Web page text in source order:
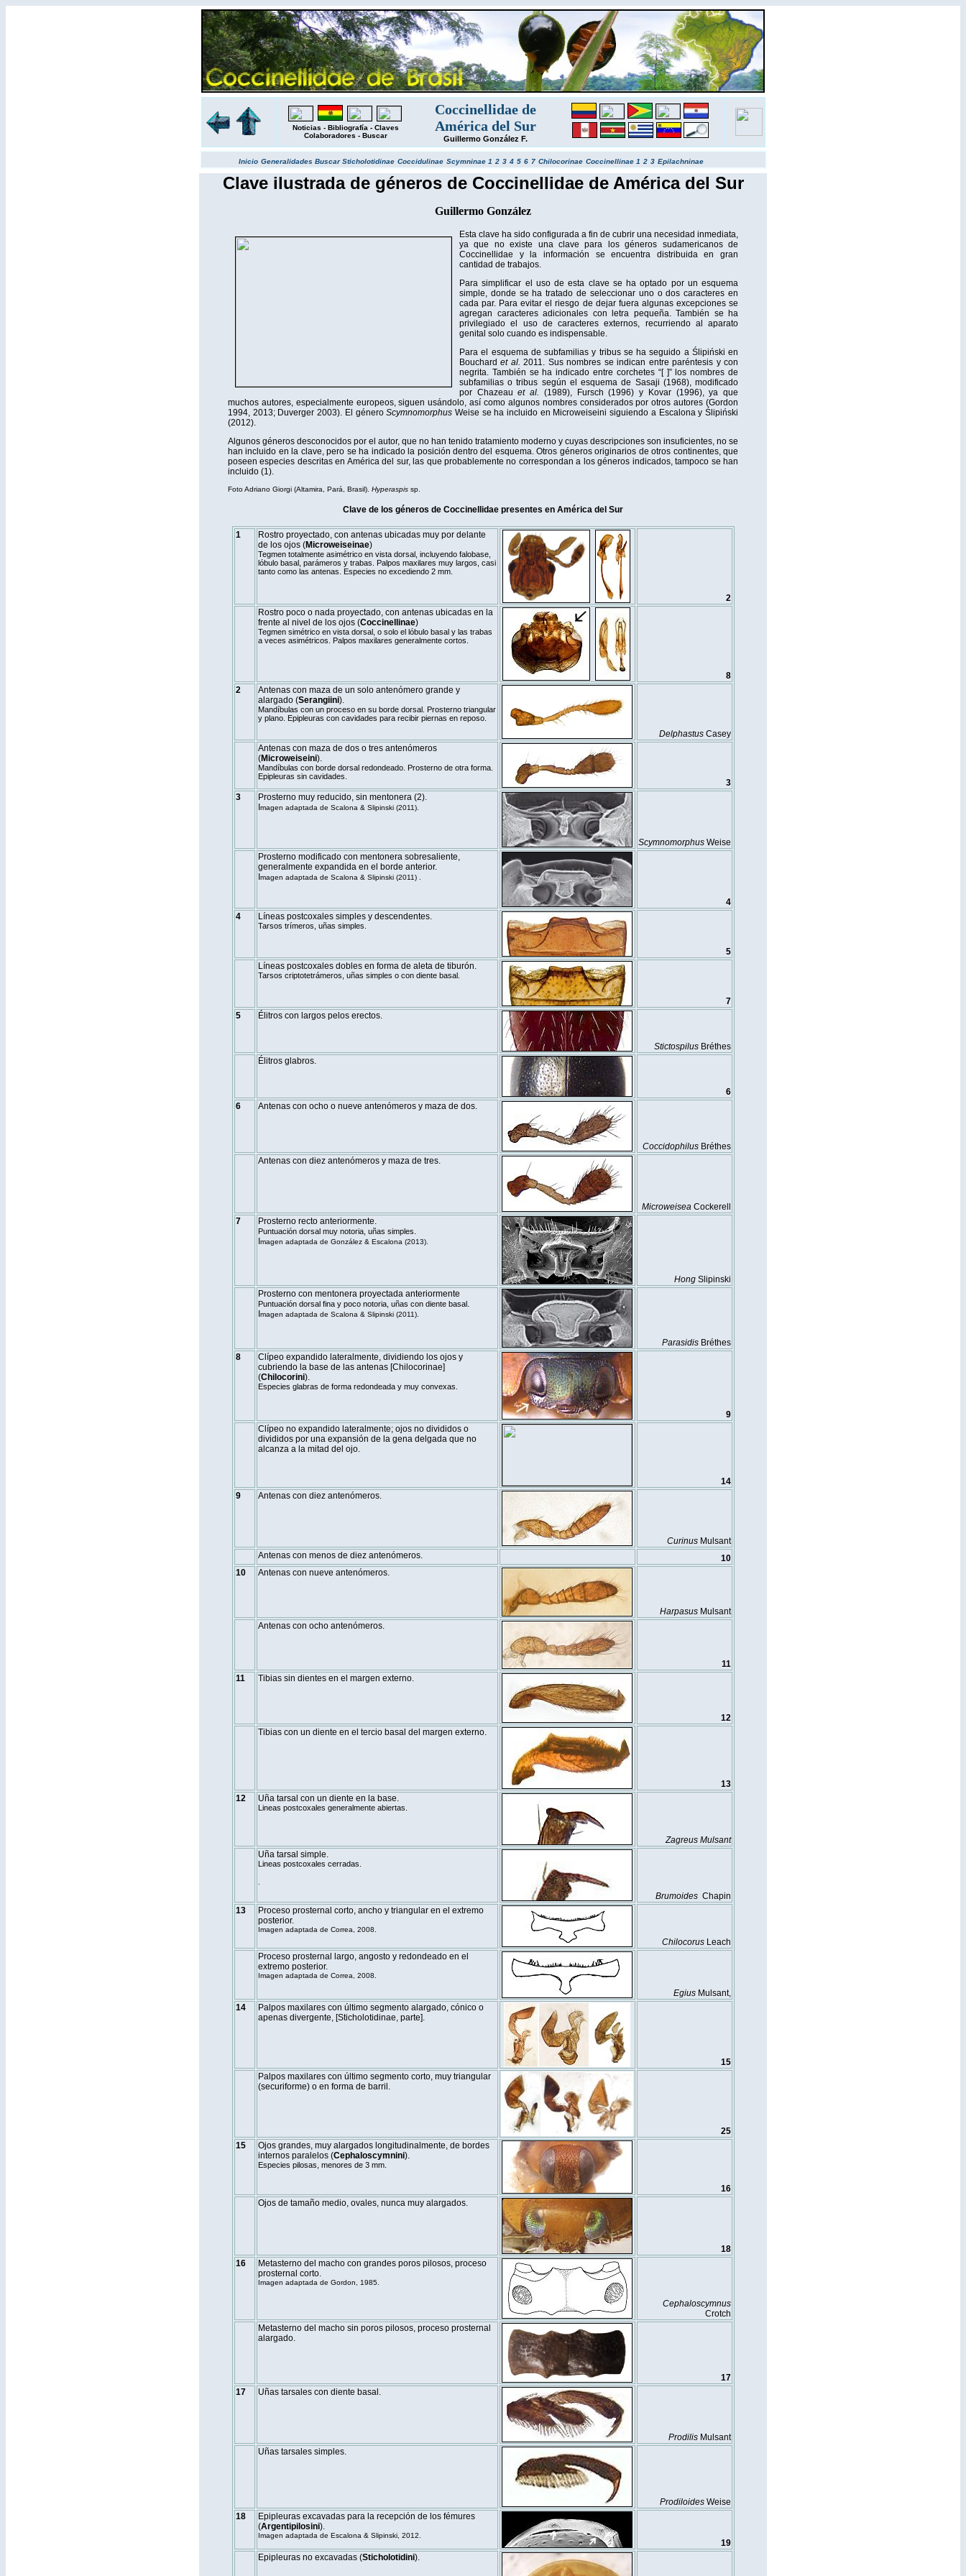
Noticias - Bibliografía - Claves
Colaboradores - Buscar
Coccinellidae de
América del Sur
Guillermo González F.
Inicio Generalidades BuscarSticholotidinae Coccidulinae Scymninae 1 2 3 4 5 6 7 Chilocorinae Coccinellinae 1 2 3 Epilachninae
Clave ilustrada de géneros de Coccinellidae de América del Sur
Guillermo González
Esta clave ha sido configurada a fin de cubrir una necesidad inmediata,
ya que no existe una clave para los géneros sudamericanos de
Coccinellidae y la información se encuentra distribuida en gran
cantidad de trabajos.
Para simplificar el uso de esta clave se ha optado por un esquema
simple, donde se ha tratado de seleccionar uno o dos caracteres en
cada par. Para evitar el riesgo de dejar fuera algunas excepciones se
agregan caracteres adicionales con letra pequeña. También se ha
privilegiado el uso de caracteres externos, recurriendo al aparato
genital solo cuando es indispensable.
Para el esquema de subfamilias y tribus se ha seguido a Ślipiński en
Bouchardet al. 2011. Sus nombres se indican entre paréntesis y con
negrita. También se ha indicado entre corchetes “[ ]” los nombres de
subfamilias o tribus según el esquema de Sasaji (1968), modificado
por Chazeauet al. (1989), Fursch (1996) y Kovar (1996), ya que
muchos autores, especialmente europeos, siguen usándolo, así como algunos nombres considerados por otros autores (Gordon
1994, 2013; Duverger 2003). El géneroScymnomorphus Weise se ha incluido en Microweiseini siguiendo a Escalona y Ślipiński
(2012).
Algunos géneros desconocidos por el autor, que no han tenido tratamiento moderno y cuyas descripciones son insuficientes, no se
han incluido en la clave, pero se ha indicado la posición dentro del esquema. Otros géneros originarios de otros continentes, que
poseen especies descritas en América del sur, las que probablemente no correspondan a los géneros indicados, tampoco se han
incluido (1).
Foto Adriano Giorgi (Altamira, Pará, Brasil). Hyperaspis sp.
Clave de los géneros de Coccinellidae presentes en América del Sur
1
Rostro proyectado, con antenas ubicadas muy por delante
de los ojos (Microweiseinae)
Tegmen totalmente asimétrico en vista dorsal, incluyendo falobase,
lóbulo basal, parámeros y trabas. Palpos maxilares muy largos, casi
tanto como las antenas. Especies no excediendo 2 mm.
2
Rostro poco o nada proyectado, con antenas ubicadas en la
frente al nivel de los ojos (Coccinellinae)
Tegmen simétrico en vista dorsal, o solo el lóbulo basal y las trabas
a veces asimétricos. Palpos maxilares generalmente cortos.
8
2
Antenas con maza de un solo antenómero grande y
alargado (Serangiini).
Mandíbulas con un proceso en su borde dorsal. Prosterno triangular
y plano. Epipleuras con cavidades para recibir piernas en reposo.
Delphastus Casey
Antenas con maza de dos o tres antenómeros
(Microweiseini).
Mandíbulas con borde dorsal redondeado. Prosterno de otra forma.
Epipleuras sin cavidades.
3
3
Prosterno muy reducido, sin mentonera (2).
magen adaptada de Scalona & Slipinski (2011).
Scymnomorphus Weise
Prosterno modificado con mentonera sobresaliente,
generalmente expandida en el borde anterior.
magen adaptada de Scalona & Slipinski (2011) .
4
4
Líneas postcoxales simples y descendentes.
Tarsos trímeros, uñas simples.
5
Líneas postcoxales dobles en forma de aleta de tiburón.
Tarsos criptotetrámeros, uñas simples o con diente basal.
7
5
Élitros con largos pelos erectos.
Stictospilus Bréthes
Élitros glabros.
6
6
Antenas con ocho o nueve antenómeros y maza de dos.
Coccidophilus Bréthes
Antenas con diez antenómeros y maza de tres.
Microweisea Cockerell
7
Prosterno recto anteriormente.
Puntuación dorsal muy notoria, uñas simples.
magen adaptada de González & Escalona (2013).
HongSlipinski
Prosterno con mentonera proyectada anteriormente
Puntuación dorsal fina y poco notoria, uñas con diente basal.
magen adaptada de Scalona & Slipinski (2011).
Parasidis Bréthes
8
Clípeo expandido lateralmente, dividiendo los ojos y
cubriendo la base de las antenas [Chilocorinae]
(Chilocorini).
Especies glabras de forma redondeada y muy convexas.
9
Clípeo no expandido lateralmente; ojos no divididos o
divididos por una expansión de la gena delgada que no
alcanza a la mitad del ojo.
14
9
Antenas con diez antenómeros.
CurinusMulsant
Antenas con menos de diez antenómeros.
10
10
Antenas con nueve antenómeros.
HarpasusMulsant
Antenas con ocho antenómeros.
11
11
Tibias sin dientes en el margen externo.
12
Tibias con un diente en el tercio basal del margen externo.
13
12
Uña tarsal con un diente en la base.
Lineas postcoxales generalmente abiertas.
ZagreusMulsant
Uña tarsal simple.
Lineas postcoxales cerradas.
Brumoides Chapin
13
Proceso prosternal corto, ancho y triangular en el extremo
posterior.
Imagen adaptada de Correa, 2008.
ChilocorusLeach
Proceso prosternal largo, angosto y redondeado en el
extremo posterior.
Imagen adaptada de Correa, 2008.
EgiusMulsant,
14
Palpos maxilares con último segmento alargado, cónico o
apenas divergente, [Sticholotidinae, parte].
15
Palpos maxilares con último segmento corto, muy triangular
(securiforme) o en forma de barril.
25
15
Ojos grandes, muy alargados longitudinalmente, de bordes
internos paralelos (Cephaloscymnini).
Especies pilosas, menores de 3 mm.
16
Ojos de tamaño medio, ovales, nunca muy alargados.
18
16
Metasterno del macho con grandes poros pilosos, proceso
prosternal corto.
Imagen adaptada de Gordon, 1985.
Cephaloscymnus
Crotch
Metasterno del macho sin poros pilosos, proceso prosternal
alargado.
17
17
Uñas tarsales con diente basal.
Prodilis Mulsant
Uñas tarsales simples.
Prodiloides Weise
18
Epipleuras excavadas para la recepción de los fémures
(Argentipilosini).
Imagen adaptada de Escalona & Slipinski, 2012.
19
Epipleuras no excavadas (Sticholotidini).